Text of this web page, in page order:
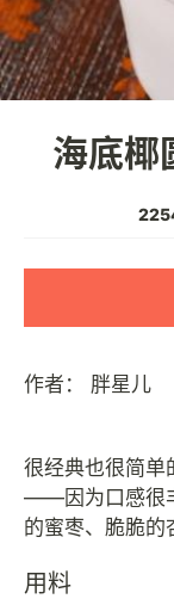
海底椰
作者： 胖星儿
很经典也很简单
——因为口感很
用料